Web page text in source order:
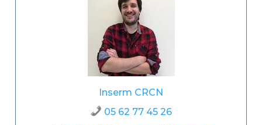
Inserm CRCN
05 62 77 45 26